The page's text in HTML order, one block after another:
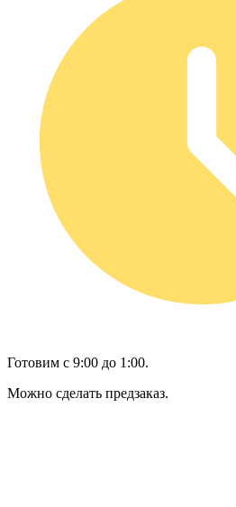
Готовим с 9:00 до 1:00.
Можно сделать предзаказ.